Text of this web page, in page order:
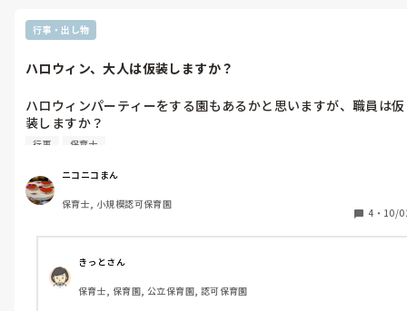
では、毎日1日の様子などを連絡帳などで伝えることは行なっていな
いので！
行事・出し物
ハロウィン、大人は仮装しますか？
ハロウィンパーティーをする園もあるかと思いますが、職員は仮
装しますか？
されてるところはどんな仮装してますか？
すが、なかなか安くて動きやすくておもしろいのってなかなか見
つけられなくて。
教えてもらえると嬉しいです(^^)
行事 保育士
ニコニコまん
保育士, 小規模認可保育園
4 ・ 10/
きっとさん
保育士, 保育園, 公立保育園, 認可保育園